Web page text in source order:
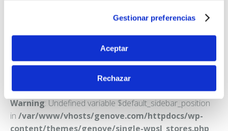
Gestionar preferencias
Aceptar
Rechazar
Warning: Undefined variable $default_sidebar_position
in /var/www/vhosts/genove.com/httpdocs/wp-
content/themes/genove/single-wpsl_stores.php